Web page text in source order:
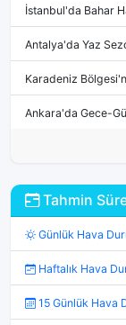
İstanbul'da Bahar
Antalya'da Yaz
Karadeniz
Ankara'da Gece-
Tahmin
Günlük Hava
Haftalık Hava
15 Günlük Hava